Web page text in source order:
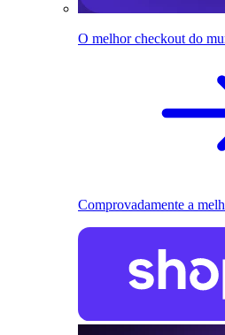
O melhor checkout do
Comprovadamente a